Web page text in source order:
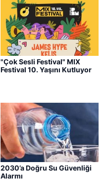
"Çok Sesli Festival" MIX
Festival 10. Yaşını Kutluyor
2030’a Doğru Su Güvenliği
Alarmı